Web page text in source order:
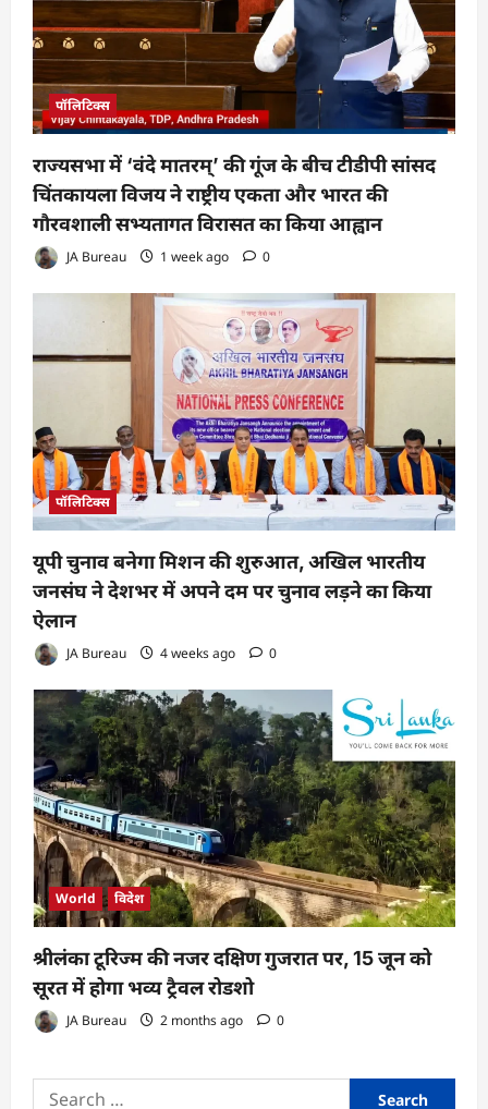
पॉलिटिक्स
राज्यसभा में ‘वंदे मातरम्’ की गूंज के बीच टीडीपी सांसद
चिंतकायला विजय ने राष्ट्रीय एकता और भारत की
गौरवशाली सभ्यतागत विरासत का किया आह्वान
JA Bureau 1 week ago 0
पॉलिटिक्स
यूपी चुनाव बनेगा मिशन की शुरुआत, अखिल भारतीय
जनसंघ ने देशभर में अपने दम पर चुनाव लड़ने का किया
ऐलान
JA Bureau 4 weeks ago 0
World विदेश
श्रीलंका टूरिज्म की नजर दक्षिण गुजरात पर, 15 जून को
सूरत में होगा भव्य ट्रैवल रोडशो
JA Bureau 2 months ago 0
Search